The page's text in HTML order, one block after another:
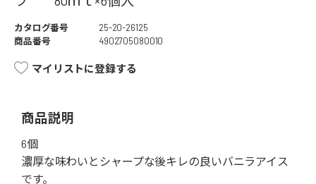
カタログ番号
25-20-26125
商品番号
4902705080010
マイリストに登録する
商品説明
6個
濃厚な味わいとシャープな後キレの良いバニラアイス
です。